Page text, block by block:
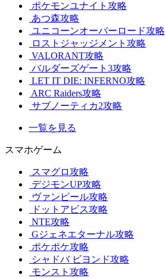
ポケモンユナイト攻略
あつ森攻略
ユニコーンオーバーロード攻略
ロストジャッジメント攻略
VALORANT攻略
バルダーズゲート3攻略
LET IT DIE: INFERNO攻略
ARC Raiders攻略
サブノーティカ2攻略
一覧を見る
スマホゲーム
スマグロ攻略
デジモンUP攻略
ヴァンピール攻略
ドットアビス攻略
NTE攻略
Gジェネエターナル攻略
ポケポケ攻略
シャドバ ビヨンド攻略
モンスト攻略